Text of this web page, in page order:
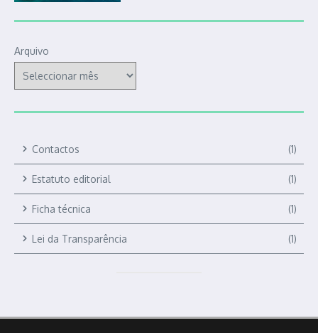
Arquivo
Contactos (1)
Estatuto editorial (1)
Ficha técnica (1)
Lei da Transparência (1)